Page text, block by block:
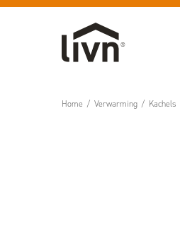
Home / Verwarming / Kachels